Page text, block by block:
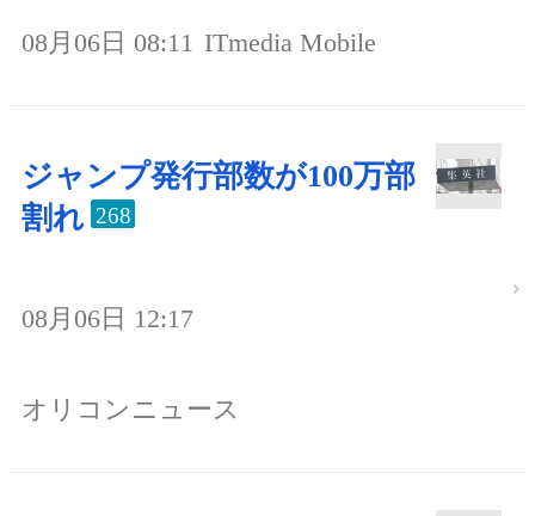
08月06日 08:11 ITmedia Mobile
ジャンプ発行部数が100万部
割れ 268
08月06日 12:17
オリコンニュース